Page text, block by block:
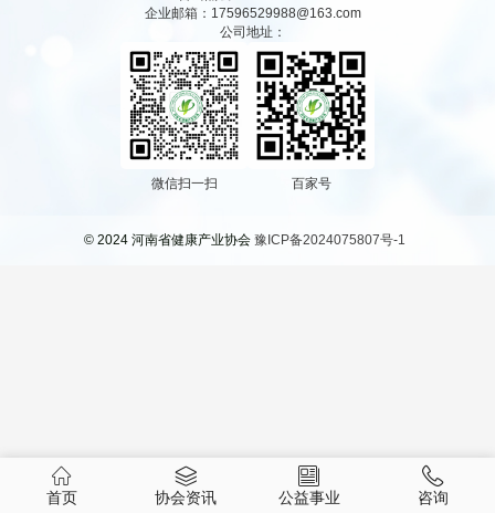
首页 协会资讯 公益事业 咨询
企业邮箱： 17596529988@163.com
公司地址：
微信扫一扫 百家号
© 2024 河南省健康产业协会 豫ICP备2024075807号-1